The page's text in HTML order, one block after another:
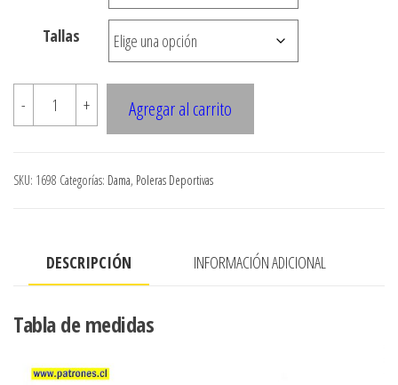
$3.290
hasta
$7.900
Tallas
-
1698
Polera
cruzada
cantidad
+ Agregar al carrito
SKU: 1698 Categorías: Dama, Poleras Deportivas
DESCRIPCIÓN INFORMACIÓN ADICIONAL
Tabla de medidas